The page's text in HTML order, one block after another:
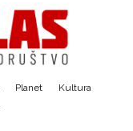
Planet
Kultura